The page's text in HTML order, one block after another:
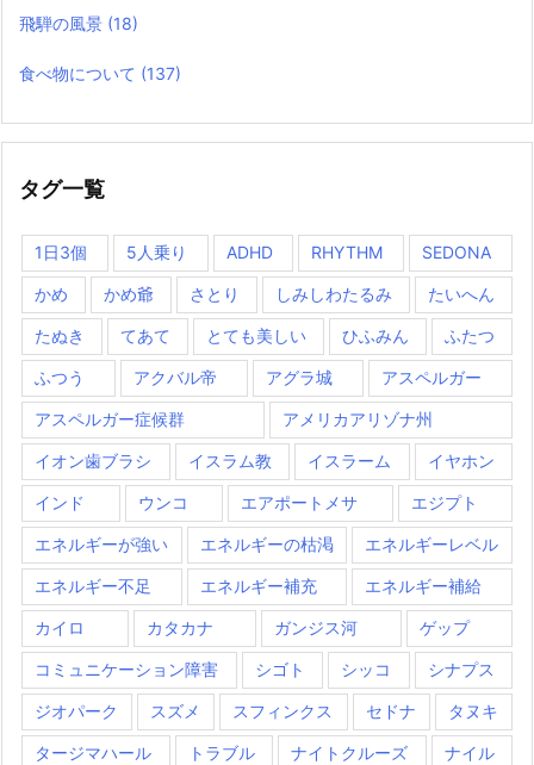
飛騨の風景 (18)
食べ物について (137)
タグ一覧
1日3個 5人乗り ADHD RHYTHM SEDONA
かめ かめ爺 さとり しみしわたるみ たいへん
たぬき てあて とても美しい ひふみん ふたつ
ふつう アクバル帝 アグラ城 アスペルガー
アスペルガー症候群 アメリカアリゾナ州
イオン歯ブラシ イスラム教 イスラーム イヤホン
インド ウンコ エアポートメサ エジプト
エネルギーが強い エネルギーの枯渇 エネルギーレベル
エネルギー不足 エネルギー補充 エネルギー補給
カイロ カタカナ ガンジス河 ゲップ
コミュニケーション障害 シゴト シッコ シナプス
ジオパーク スズメ スフィンクス セドナ タヌキ
タージマハール トラブル ナイトクルーズ ナイル